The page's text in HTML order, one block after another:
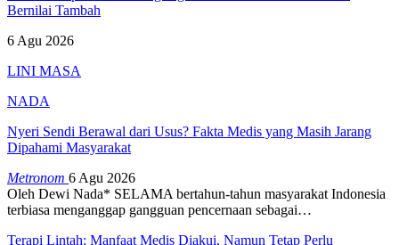
Bernilai Tambah
6 Agu 2026
LINI MASA
NADA
Nyeri Sendi Berawal dari Usus? Fakta Medis yang Masih Jarang
Dipahami Masyarakat
Metronom 6 Agu 2026
Oleh Dewi Nada* SELAMA bertahun-tahun masyarakat Indonesia
terbiasa menganggap gangguan pencernaan sebagai…
Terapi Lintah: Manfaat Medis Diakui, Namun Tetap Perlu